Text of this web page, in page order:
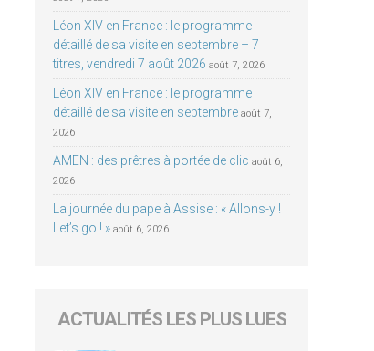
Léon XIV en France : le programme
détaillé de sa visite en septembre – 7
titres, vendredi 7 août 2026 août 7, 2026
Léon XIV en France : le programme
détaillé de sa visite en septembre août 7,
2026
AMEN : des prêtres à portée de clic août 6,
2026
La journée du pape à Assise : « Allons-y !
Let’s go ! » août 6, 2026
ACTUALITÉS LES PLUS LUES